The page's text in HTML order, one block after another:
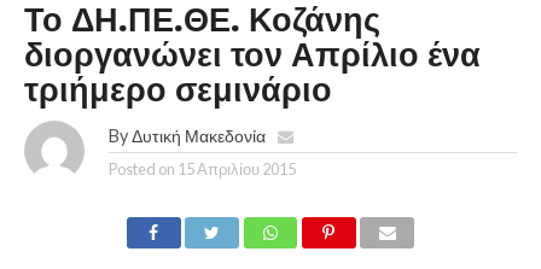
Το ΔΗ.ΠΕ.ΘΕ. Κοζάνης
διοργανώνει τον Απρίλιο ένα
τριήμερο σεμινάριο
By Δυτική Μακεδονία
Posted on 15 Απριλίου 2015